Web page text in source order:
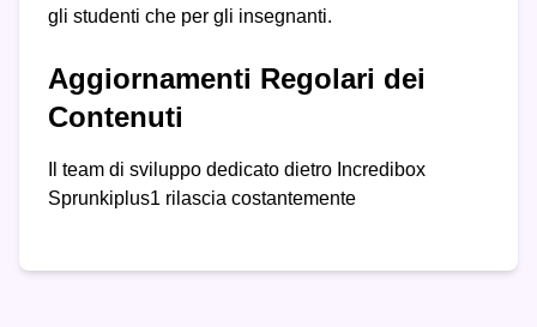
gli studenti che per gli insegnanti.
Aggiornamenti Regolari dei
Contenuti
Il team di sviluppo dedicato dietro Incredibox
Sprunkiplus1 rilascia costantemente